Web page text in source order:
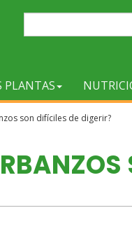
PLANTAS
son difíciles de digerir?